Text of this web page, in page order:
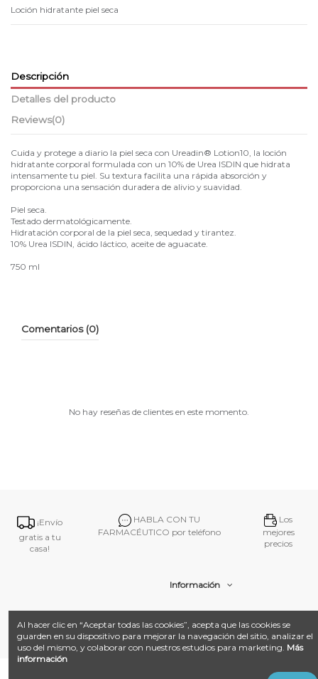
Loción hidratante piel seca
Descripción
Detalles del producto
Reviews(0)
Cuida y protege a diario la piel seca con Ureadin® Lotion10, la loción
hidratante corporal formulada con un 10% de Urea ISDIN que hidrata
intensamente tu piel. Su textura facilita una rápida absorción y
proporciona una sensación duradera de alivio y suavidad.
Piel seca.
Testado dermatológicamente.
Hidratación corporal de la piel seca, sequedad y tirantez.
10% Urea ISDIN, ácido láctico, aceite de aguacate.
750 ml
Comentarios (0)
No hay reseñas de clientes en este momento.
¡Envío
gratis a tu
casa!
HABLA CON TU
FARMACÉUTICO por teléfono
Los
mejores
precios
Información
Desarrollado con ❤️ por
Al hacer clic en “Aceptar todas las cookies”, acepta que las cookies se
guarden en su dispositivo para mejorar la navegación del sitio, analizar el
uso del mismo, y colaborar con nuestros estudios para marketing. Más
información